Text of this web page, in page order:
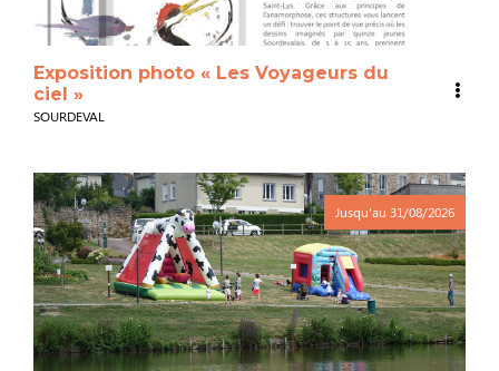
Exposition photo « Les Voyageurs du
ciel »
SOURDEVAL
Jusqu'au 31/08/2026